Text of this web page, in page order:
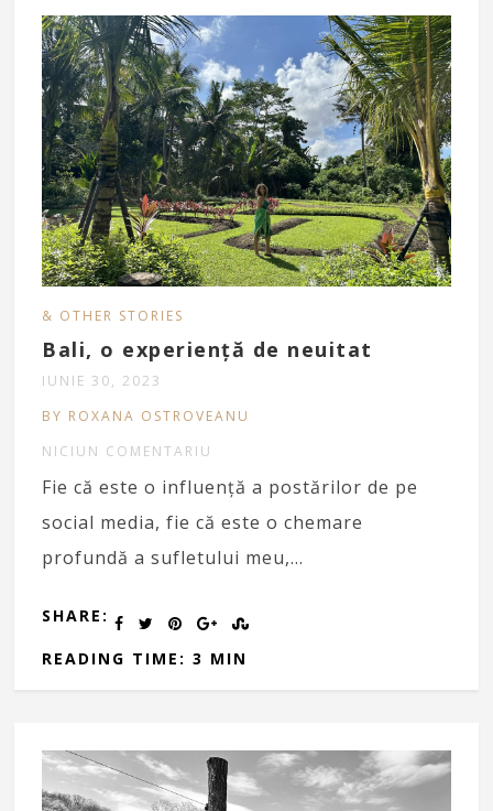
& OTHER STORIES
Bali, o experiență de neuitat
IUNIE 30, 2023
BY ROXANA OSTROVEANU
NICIUN COMENTARIU
Fie că este o influență a postărilor de pe
social media, fie că este o chemare
profundă a sufletului meu,…
SHARE:
READING TIME: 3 MIN